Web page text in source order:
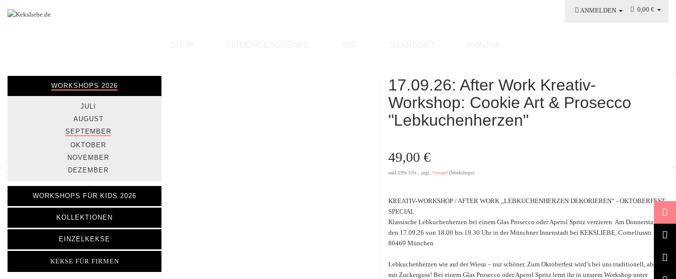
ANMELDEN 0,00 €
17.09.26: After Work Kreativ-
Workshop: Cookie Art & Prosecco
"Lebkuchenherzen"
49,00 €
inkl.19% USt , zzgl. Versand (Workshops)
KREATIV-WORKSHOP / AFTER WORK „LEBKUCHENHERZEN DEKORIEREN“ - OKTOBERFEST
SPECIAL
Klassische Lebkuchenherzen bei einem Glas Prosecco oder Aperol Spritz verzieren. Am Donnerstag,
den 17.09.26 von 18.00 bis 19.30 Uhr in der Münchner Innenstadt bei KEKSLIEBE, Corneliusstr. 20,
80469 München
Lebkuchenherzen wie auf der Wiesn – nur schöner. Zum Oktoberfest wird’s bei uns traditionell, aber
mit Zuckerguss! Bei einem Glas Prosecco oder Aperol Spritz lernt ihr in unsrem Workshop unter
WORKSHOPS 2026
JULI
AUGUST
SEPTEMBER
OKTOBER
NOVEMBER
DEZEMBER
WORKSHOPS FÜR KIDS 2026
KOLLEKTIONEN
EINZELKEKSE
KEKSE FÜR FIRMEN